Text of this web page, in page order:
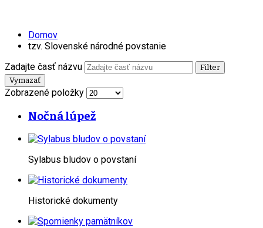
Domov
tzv. Slovenské národné povstanie
Zadajte časť názvu
Filter
Vymazať
Zobrazené položky
Nočná lúpež
Sylabus bludov o povstaní
Historické dokumenty